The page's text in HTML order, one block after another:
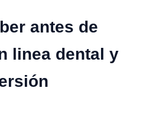
antes de
linea dental y